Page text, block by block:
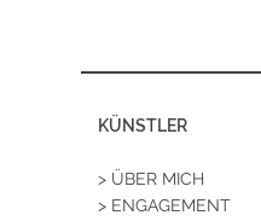
KÜNSTLER
> ÜBER MICH
> ENGAGEMENT